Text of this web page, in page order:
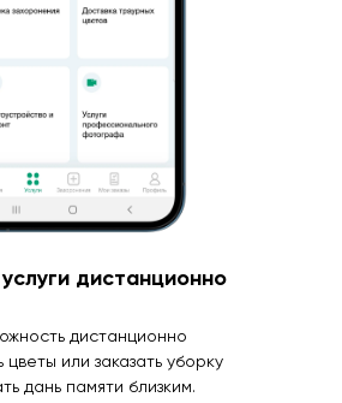
дистанционно
дистанционно
цветы или заказать уборку
дань памяти близким.